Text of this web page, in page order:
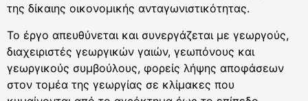
της δίκαιης οικονομικής ανταγωνιστικότητας.
Το έργο απευθύνεται και συνεργάζεται με γεωργούς,
διαχειριστές γεωργικών γαιών, γεωπόνους και
γεωργικούς συμβούλους, φορείς λήψης αποφάσεων
στον τομέα της γεωργίας σε κλίμακες που